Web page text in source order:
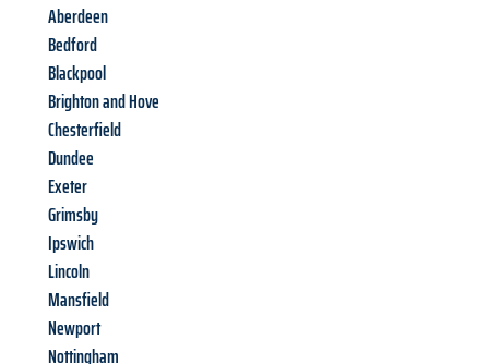
Aberdeen
Bedford
Blackpool
Brighton and Hove
Chesterfield
Dundee
Exeter
Grimsby
Ipswich
Lincoln
Mansfield
Newport
Nottingham